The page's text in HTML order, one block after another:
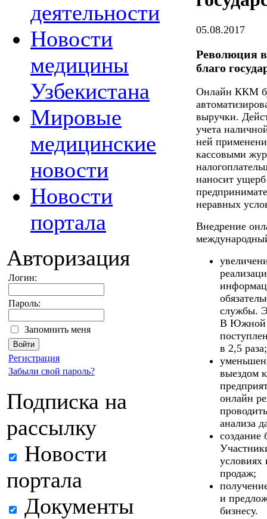
деятельности
Новости
медицины
Узбекистана
Мировые
медицинские
новости
Новости
портала
Авторизация
Логин:
Пароль:
Запомнить меня
Регистрация
Забыли свой пароль?
Подписка на
рассылку
Новости
портала
Документы
05.08.2017
Революция
благо
Онлайн ККМ
выручки.
учета
ней
кассовыми
наносит
неравных
Внедрение
службы.
В Южной
в 2,5 раза;
выездом
онлайн
анализа
создание
условиях
продаж;
и
бизнесу.